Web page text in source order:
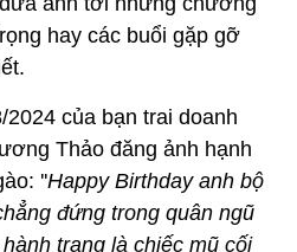
hay các buổi gặp gỡ
của bạn trai doanh
Thảo đăng ảnh hạnh
''Happy Birthday anh bộ
đứng trong quân ngũ
trang là chiếc mũ cối